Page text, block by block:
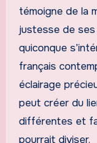
témoigne de la
justesse de ses
quiconque
français
éclairage
peut créer du
différentes et
pourrait diviser.